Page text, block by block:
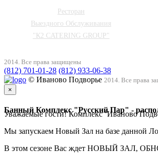
Ресторан
Выездного Обслуживания
"К2 CATERING GROUP"
2014. Все права защищены
(812) 701-01-28 (812) 933-06-38
© Иваново Подворье 2014. Все права
Уважаемые гости! Комплекс ‘Иваново
Мы запускаем Новый Зал на базе данной
В этом сезоне Вас ждет НОВЫЙ ЗАЛ,
×
Банный Комплекс "Русский Пар" -